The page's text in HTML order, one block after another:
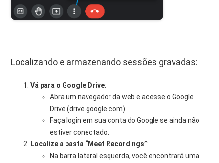
Localizando e armazenando sessões gravadas:
Vá para o Google Drive:
Abra um navegador da web e acesse o Google
Drive (drive.google.com).
Faça login em sua conta do Google se ainda não
estiver conectado.
Localize a pasta “Meet Recordings”:
Na barra lateral esquerda, você encontrará uma